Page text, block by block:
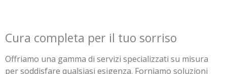
Cura completa per il tuo sorriso
Offriamo una gamma di servizi specializzati su misura
per soddisfare qualsiasi esigenza. Forniamo soluzioni